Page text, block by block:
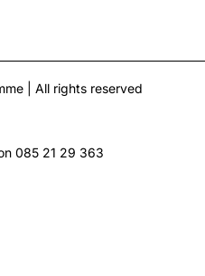
| All rights reserved
085 21 29 363